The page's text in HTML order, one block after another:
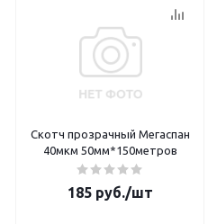
Скотч прозрачный Мегаспан
40мкм 50мм*150метров
185 руб./шт